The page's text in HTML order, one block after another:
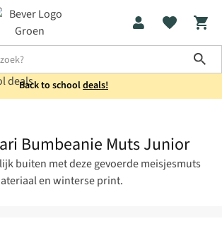
Back to schooldeals!
Bumbeanie Muts Junior
buiten met deze gevoerde meisjesmuts
en winterse print.